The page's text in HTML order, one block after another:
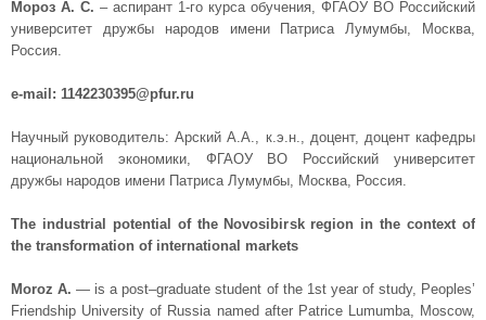
Мороз А. С. – аспирант 1-го курса обучения, ФГАОУ ВО Российский
университет дружбы народов имени Патриса Лумумбы, Москва,
Россия.
e-mail: 1142230395@pfur.ru
Научный руководитель: Арский А.А., к.э.н., доцент, доцент кафедры
национальной экономики, ФГАОУ ВО Российский университет
дружбы народов имени Патриса Лумумбы, Москва, Россия.
The industrial potential of the Novosibirsk region in the context of
the transformation of international markets
Moroz A. — is a post–graduate student of the 1st year of study, Peoples’
Friendship University of Russia named after Patrice Lumumba, Moscow,